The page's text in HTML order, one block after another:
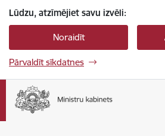
Lūdzu, atzīmējiet savu izvēli:
Noraidīt
Pārvaldīt sīkdatnes